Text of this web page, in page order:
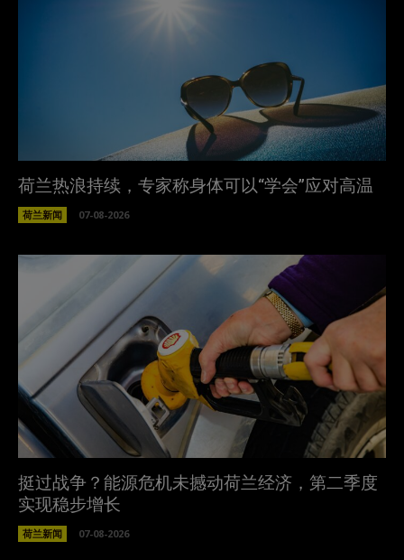
荷兰热浪持续，专家称身体可以“学会”应对高温
荷兰新闻 07-08-2026
挺过战争？能源危机未撼动荷兰经济，第二季度
实现稳步增长
荷兰新闻 07-08-2026